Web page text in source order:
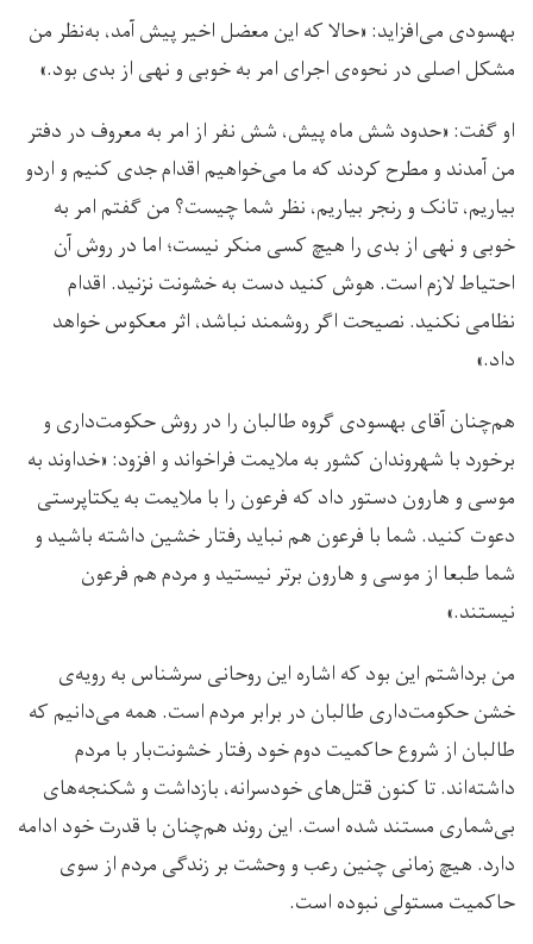
بهسودی می‌افزاید: «حالا که این معضل اخیر پیش آمد، به‌نظر من
مشکل اصلی در نحوه‌ی اجرای امر به خوبی و نهی از بدی بود.»
او گفت: «حدود شش ماه پیش، شش نفر از امر به معروف در دفتر
من آمدند و مطرح کردند که ما می‌خواهیم اقدام جدی کنیم و اردو
بیاریم، تانک و رنجر بیاریم، نظر شما چیست؟ من گفتم امر به
خوبی و نهی از بدی را هیچ کسی منکر نیست؛ اما در روش آن
احتیاط لازم است. هوش کنید دست به خشونت نزنید. اقدام
نظامی نکنید. نصیحت اگر روشمند نباشد، اثر معکوس خواهد
داد.»
هم‌چنان آقای بهسودی گروه طالبان را در روش حکومت‌داری و
برخورد با شهروندان کشور به ملایمت فراخواند و افزود: «خداوند به
موسی و هارون دستور داد که فرعون را با ملایمت به یکتاپرستی
دعوت کنید. شما با فرعون هم نباید رفتار خشین داشته باشید و
شما طبعا از موسی و هارون برتر نیستید و مردم هم فرعون
نیستند.»
من برداشتم این بود که اشاره این روحانی سرشناس به رویه‌ی
خشن حکومت‌داری طالبان در برابر مردم است. همه می‌دانیم که
طالبان از شروع حاکمیت دوم خود رفتار خشونت‌بار با مردم
داشته‌اند. تا کنون قتل‌های خودسرانه، بازداشت و شکنجه‌های
بی‌شماری مستند شده است. این روند هم‌چنان با قدرت خود ادامه
دارد. هیچ زمانی چنین رعب و وحشت بر زندگی مردم از سوی
حاکمیت مستولی نبوده است.